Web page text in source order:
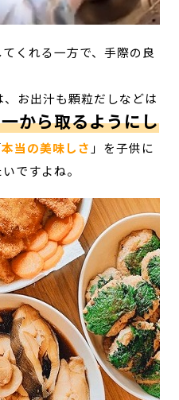
くれる一方で、手際の良
お出汁も顆粒だしなどは
から取るようにし
本当の美味しさ 」を子供に
ですよね。